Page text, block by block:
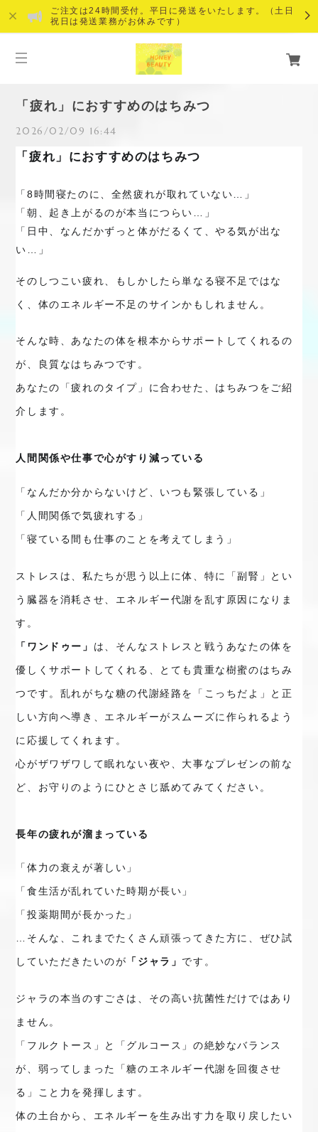
ご注文は24時間受付。平日に発送をいたします。（土日
祝日は発送業務がお休みです）
「疲れ」におすすめのはちみつ
2026/02/09 16:44
「疲れ」におすすめのはちみつ
「8時間寝たのに、全然疲れが取れていない…」
「朝、起き上がるのが本当につらい…」
「日中、なんだかずっと体がだるくて、やる気が出な
い…」
そのしつこい疲れ、もしかしたら単なる寝不足ではな
く、体のエネルギー不足のサインかもしれません。
そんな時、あなたの体を根本からサポートしてくれるの
が、良質なはちみつです。
あなたの「疲れのタイプ」に合わせた、はちみつをご紹
介します。
人間関係や仕事で心がすり減っている
「なんだか分からないけど、いつも緊張している」
「人間関係で気疲れする」
「寝ている間も仕事のことを考えてしまう」
ストレスは、私たちが思う以上に体、特に「副腎」とい
う臓器を消耗させ、エネルギー代謝を乱す原因になりま
す。
「ワンドゥー」 は、そんなストレスと戦うあなたの体を
優しくサポートしてくれる、とても貴重な樹蜜のはちみ
つです。乱れがちな糖の代謝経路を「こっちだよ」と正
しい方向へ導き、エネルギーがスムーズに作られるよう
に応援してくれます。
心がザワザワして眠れない夜や、大事なプレゼンの前な
ど、お守りのようにひとさじ舐めてみてください。
長年の疲れが溜まっている
「体力の衰えが著しい」
「食生活が乱れていた時期が長い」
「投薬期間が長かった」
…そんな、これまでたくさん頑張ってきた方に、ぜひ試
していただきたいのが 「ジャラ」 です。
ジャラの本当のすごさは、その高い抗菌性だけではあり
ません。
「フルクトース」と「 グルコース」 の絶妙なバランス
が、弱ってしまった「糖のエネルギー代謝を回復させ
る」こと力を発揮します。
体の土台から、エネルギーを生み出す力を取り戻したい